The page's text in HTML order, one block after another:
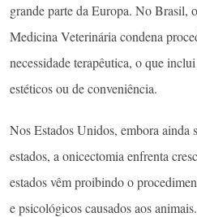
grande parte da Europa. No Brasil,
Medicina Veterinária condena
necessidade terapêutica, o que
estéticos ou de conveniência.
Nos Estados Unidos, embora ainda
estados, a onicectomia enfrenta
estados vêm proibindo o
e psicológicos causados aos animais.